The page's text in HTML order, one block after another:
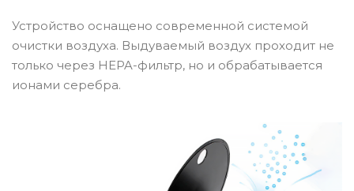
Устройство оснащено современной системой
очистки воздуха. Выдуваемый воздух проходит не
только через HEPA-фильтр, но и обрабатывается
ионами серебра.